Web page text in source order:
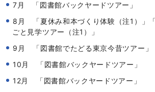
7月 「図書館バックヤードツアー」
8月 「夏休み和本づくり体験（注1）」
ごと見学ツアー（注1）」
9月 「図書館でたどる東京今昔ツアー」
10月 「図書館バックヤードツアー」
12月 「図書館バックヤードツアー」